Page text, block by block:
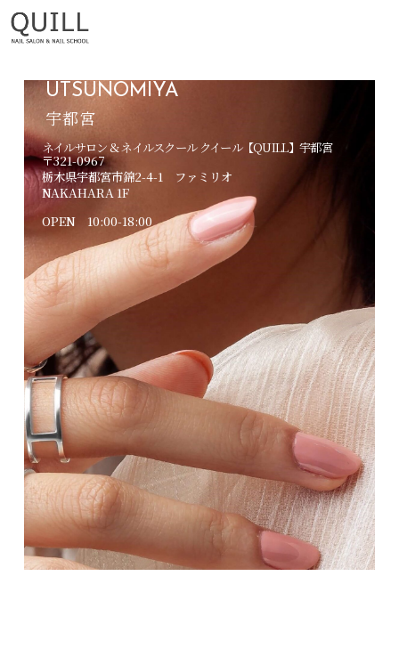
UTSUNOMIYA
宇都宮
ネイルサロン & ネイルスクール クイール【QUILL】宇都宮
〒321-0967
栃木県宇都宮市錦2-4-1 ファミリオ
NAKAHARA 1F
OPEN 10:00-18:00